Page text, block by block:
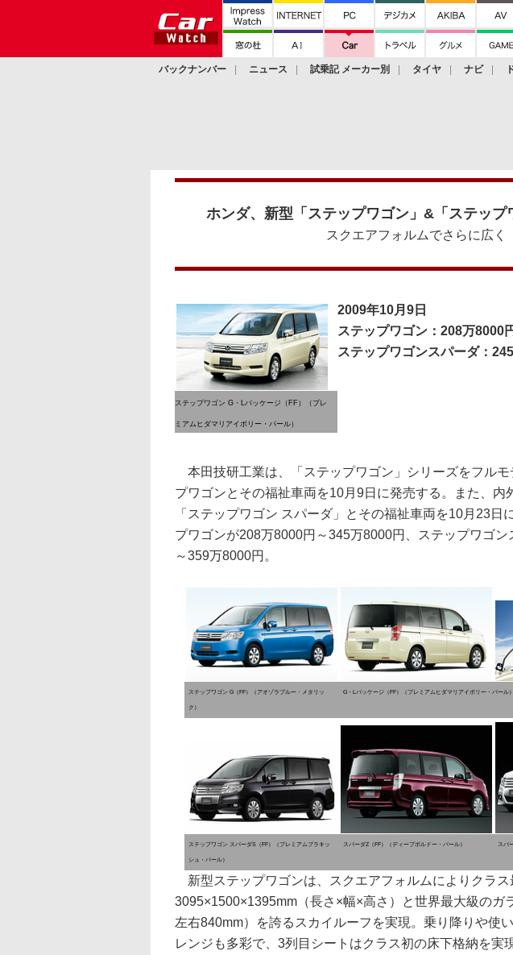
バックナンバー ニュース 試乗記 メーカー別 タイヤ ナビ
ホンダ、新型「ステップワゴン」&「ステップ
スクエアフォルムでさらに広く
ステップワゴン G・Lパッケージ（FF）（プレ
ミアムヒダマリアイボリー・パール）
2009年10月9日
ステップワゴン：208万8000
ステップワゴンスパーダ：
本田技研工業は、「ステップワゴン」シリーズをフルモ
プワゴンとその福祉車両を10月9日に発売する。また、内
「ステップワゴン スパーダ」とその福祉車両を10月23日
プワゴンが208万8000円～345万8000円、ステップワゴン
～359万8000円。
ステップワゴン G（FF）（アオゾラブルー・メタリッ
ク）
G・Lパッケージ（FF）（プレミアムヒダマリアイボリー・パール）
ステップワゴン スパーダS（FF）（プレミアムブラキッ
シュ・パール）
スパーダZ（FF）（ディープボルドー・パール） スパ
新型ステップワゴンは、スクエアフォルムによりクラス
3095×1500×1395mm（長さ×幅×高さ）と世界最大級のガ
左右840mm）を誇るスカイルーフを実現。乗り降りや使
レンジも多彩で、3列目シートはクラス初の床下格納を実